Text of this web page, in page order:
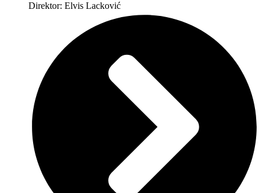
Direktor: Elvis Lacković